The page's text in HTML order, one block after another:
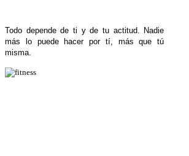
Todo depende de ti y de tu actitud. Nadie
más lo puede hacer por tí, más que tú
misma.